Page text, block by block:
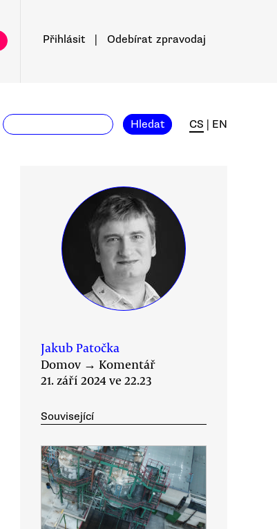
Přihlásit Odebírat zpravodaj
Hledat CS EN
Jakub Patočka
Domov → Komentář
21. září 2024 ve 22.23
Související